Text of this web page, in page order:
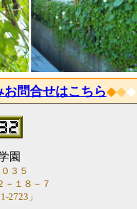
お問合せはこちら◆◆◆
園
３５
－１８－７
2723」